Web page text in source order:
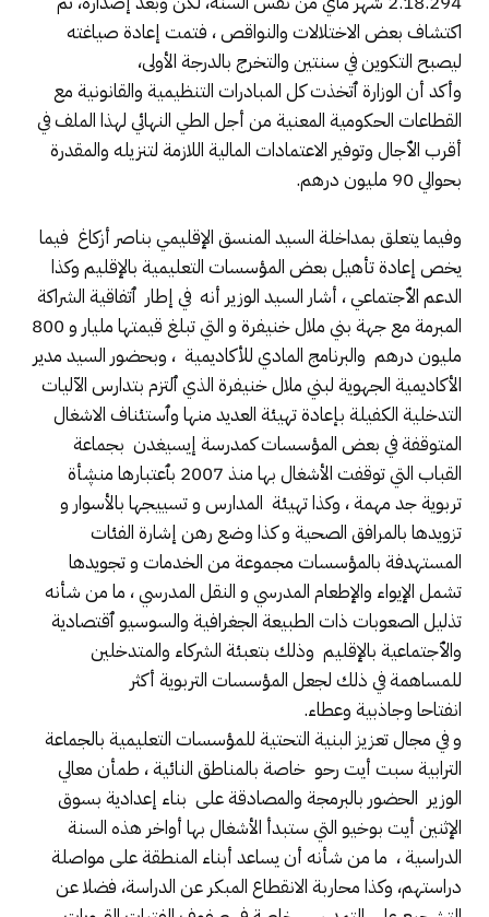
اكتشاف بعض الاختلالات والنواقص ، فتمت إعادة صياغته
ليصبح التكوين في سنتين والتخرج بالدرجة الأولى،
وأكد أن الوزارة ٱتخذت كل المبادرات التنظيمية والقانونية مع
القطاعات الحكومية المعنية من أجل الطي النهائي لهذا الملف في
أقرب الٱجال وتوفير الاعتمادات المالية اللازمة لتنزيله والمقدرة
بحوالي 90 مليون درهم.
وفيما يتعلق بمداخلة السيد المنسق الإقليمي بناصر أزكاغ فيما
يخص إعادة تأهيل بعض المؤسسات التعليمية بالإقليم وكذا
الدعم الٱجتماعي ، أشار السيد الوزير أنه في إطار ٱتفاقية الشراكة
المبرمة مع جهة بني ملال خنيفرة و التي تبلغ قيمتها مليار و 800
مليون درهم والبرنامج المادي للأكاديمية ، وبحضور السيد مدير
الأكاديمية الجهوية لبني ملال خنيفرة الذي ٱلتزم بتدارس الآليات
التدخلية الكفيلة بإعادة تهيئة العديد منها وٱستئناف الاشغال
المتوقفة في بعض المؤسسات كمدرسة إيسيغدن بجماعة
القباب التي توقفت الأشغال بها منذ 2007 بٱعتبارها منڜأة
تربوية جد مهمة ، وكذا تهيئة المدارس و تسييجها بالأسوار و
تزويدها بالمرافق الصحية و كذا وضع رهن إشارة الفئات
المستهدفة بالمؤسسات مجموعة من الخدمات و تجويدها
تشمل الإيواء والإطعام المدرسي و النقل المدرسي ، ما من شأنه
تذليل الصعوبات ذات الطبيعة الجغرافية والسوسيو ٱقتصادية
والٱجتماعية بالإقليم وذلك بتعبئة الشركاء والمتدخلين
للمساهمة في ذلك لجعل المؤسسات التربوية أكثر
انفتاحا وجاذبية وعطاء.
و في مجال تعزيز البنية التحتية للمؤسسات التعليمية بالجماعة
الترابية سبت أيت رحو خاصة بالمناطق النائية ، طمأن معالي
الوزير الحضور بالبرمجة والمصادقة على بناء إعدادية بسوق
الإثنين أيت بوخيو التي ستبدأ الأشغال بها أواخر هذه السنة
الدراسية ، ما من شأنه أن يساعد أبناء المنطقة على مواصلة
دراستهم، وكذا محاربة الانقطاع المبكر عن الدراسة، فضلا عن